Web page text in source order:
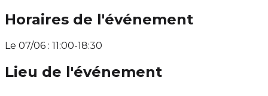
Horaires de l'événement
Le 07/06 : 11:00-18:30
Lieu de l'événement